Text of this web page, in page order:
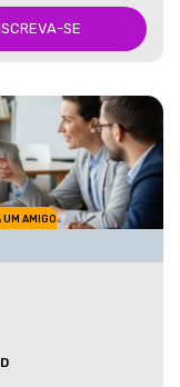
SE
UM AMIGO